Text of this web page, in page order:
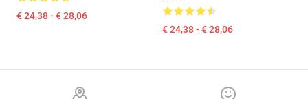
€ 24,38 - € 28,06
€ 24,38 - € 28,06